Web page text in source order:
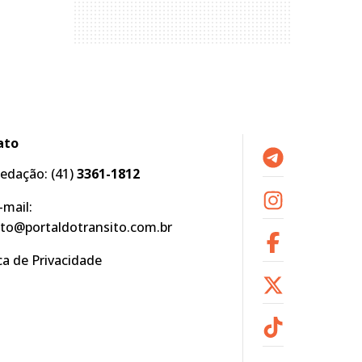
(41)3361-1812
de Privacidade